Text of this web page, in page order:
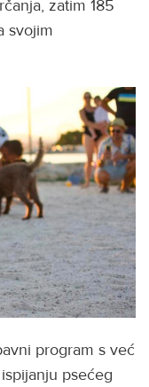
zatim 185
svojim
program s već
psećeg